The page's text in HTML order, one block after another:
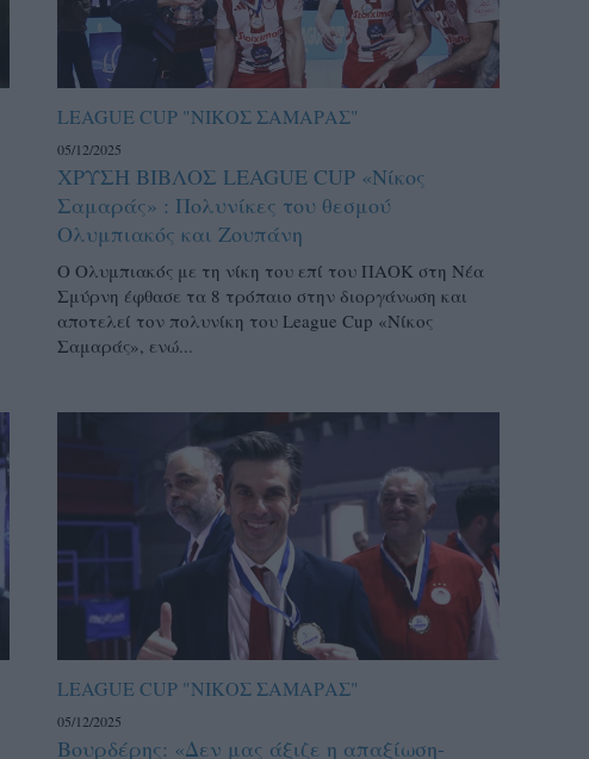
LEAGUE CUP "ΝΙΚΟΣ ΣΑΜΑΡΑΣ"
05/12/2025
ΧΡΥΣΗ ΒΙΒΛΟΣ LEAGUE CUP «Νίκος
Σαμαράς» : Πολυνίκες του θεσμού
Ολυμπιακός και Ζουπάνη
Ο Ολυμπιακός με τη νίκη του επί του ΠΑΟΚ στη Νέα
Σμύρνη έφθασε τα 8 τρόπαιο στην διοργάνωση και
αποτελεί τον πολυνίκη του League Cup «Νίκος
Σαμαράς», ενώ...
LEAGUE CUP "ΝΙΚΟΣ ΣΑΜΑΡΑΣ"
05/12/2025
Βουρδέρης: «Δεν μας άξιζε η απαξίωση-